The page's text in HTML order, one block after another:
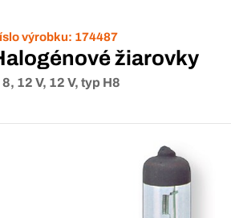
výrobku: 174487
žiarovky
8, 12 V, 12 V, typ H8